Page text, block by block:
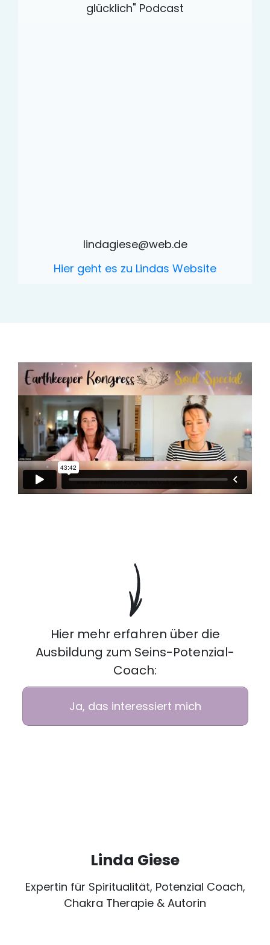
glücklich" Podcast
lindagiese@web.de
Hier geht es zu Lindas Website
Hier mehr erfahren über die
Ausbildung zum Seins-Potenzial-
Coach:
Ja, das interessiert mich
Linda Giese
Expertin für Spiritualität, Potenzial Coach,
Chakra Therapie & Autorin